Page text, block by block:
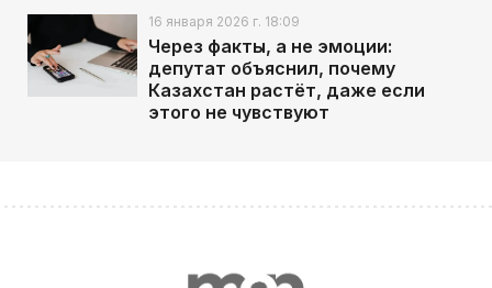
16 января 2026 г. 18:09
Через факты, а не эмоции:
депутат объяснил, почему
Казахстан растёт, даже если
этого не чувствуют